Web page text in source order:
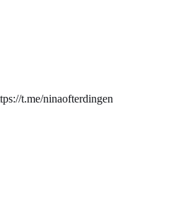
t.me/ninaofterdingen